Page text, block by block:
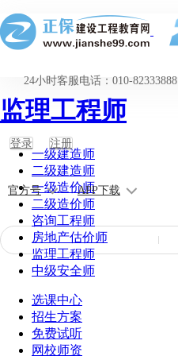
24小时客服电话：010-82333888
登录 注册
官方号 APP下载
监理工程师
一级建造师
二级建造师
一级造价师
二级造价师
咨询工程师
房地产估价师
监理工程师
中级安全师
选课中心
招生方案
免费试听
网校师资